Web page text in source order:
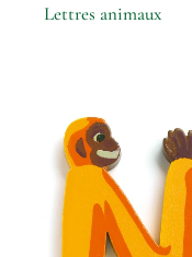
Lettres animaux